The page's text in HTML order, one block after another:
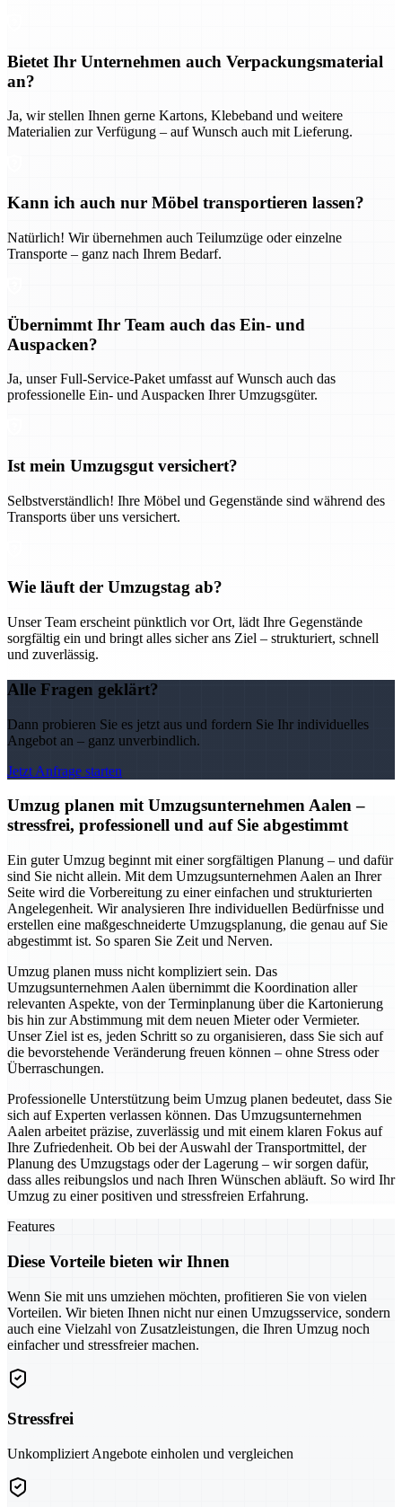
Bietet Ihr Unternehmen auch Verpackungsmaterial
an?
Ja, wir stellen Ihnen gerne Kartons, Klebeband und weitere
Materialien zur Verfügung – auf Wunsch auch mit Lieferung.
Kann ich auch nur Möbel transportieren lassen?
Natürlich! Wir übernehmen auch Teilumzüge oder einzelne
Transporte – ganz nach Ihrem Bedarf.
Übernimmt Ihr Team auch das Ein- und
Auspacken?
Ja, unser Full-Service-Paket umfasst auf Wunsch auch das
professionelle Ein- und Auspacken Ihrer Umzugsgüter.
Ist mein Umzugsgut versichert?
Selbstverständlich! Ihre Möbel und Gegenstände sind während des
Transports über uns versichert.
Wie läuft der Umzugstag ab?
Unser Team erscheint pünktlich vor Ort, lädt Ihre Gegenstände
sorgfältig ein und bringt alles sicher ans Ziel – strukturiert, schnell
und zuverlässig.
Alle Fragen geklärt?
Dann probieren Sie es jetzt aus und fordern Sie Ihr individuelles
Angebot an – ganz unverbindlich.
Jetzt Anfrage starten
Umzug planen mit Umzugsunternehmen Aalen –
stressfrei, professionell und auf Sie abgestimmt
Ein guter Umzug beginnt mit einer sorgfältigen Planung – und dafür
sind Sie nicht allein. Mit dem Umzugsunternehmen Aalen an Ihrer
Seite wird die Vorbereitung zu einer einfachen und strukturierten
Angelegenheit. Wir analysieren Ihre individuellen Bedürfnisse und
erstellen eine maßgeschneiderte Umzugsplanung, die genau auf Sie
abgestimmt ist. So sparen Sie Zeit und Nerven.
Umzug planen muss nicht kompliziert sein. Das
Umzugsunternehmen Aalen übernimmt die Koordination aller
relevanten Aspekte, von der Terminplanung über die Kartonierung
bis hin zur Abstimmung mit dem neuen Mieter oder Vermieter.
Unser Ziel ist es, jeden Schritt so zu organisieren, dass Sie sich auf
die bevorstehende Veränderung freuen können – ohne Stress oder
Überraschungen.
Professionelle Unterstützung beim Umzug planen bedeutet, dass Sie
sich auf Experten verlassen können. Das Umzugsunternehmen
Aalen arbeitet präzise, zuverlässig und mit einem klaren Fokus auf
Ihre Zufriedenheit. Ob bei der Auswahl der Transportmittel, der
Planung des Umzugstags oder der Lagerung – wir sorgen dafür,
dass alles reibungslos und nach Ihren Wünschen abläuft. So wird Ihr
Umzug zu einer positiven und stressfreien Erfahrung.
Features
Diese Vorteile bieten wir Ihnen
Wenn Sie mit uns umziehen möchten, profitieren Sie von vielen
Vorteilen. Wir bieten Ihnen nicht nur einen Umzugsservice, sondern
auch eine Vielzahl von Zusatzleistungen, die Ihren Umzug noch
einfacher und stressfreier machen.
Stressfrei
Unkompliziert Angebote einholen und vergleichen